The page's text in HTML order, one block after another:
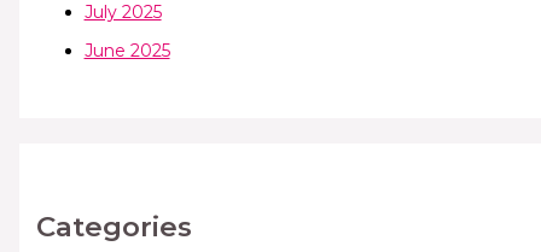
July 2025
June 2025
Categories